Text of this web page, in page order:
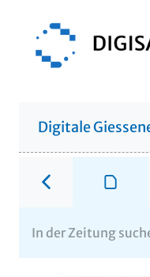
Digitale